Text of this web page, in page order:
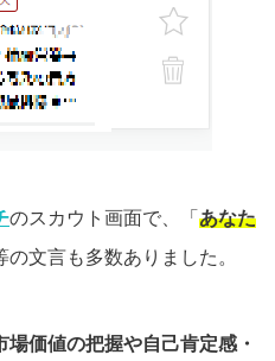
のスカウト画面で、「 あなた
の文言も多数ありました。
場価値の把握や自己肯定感・